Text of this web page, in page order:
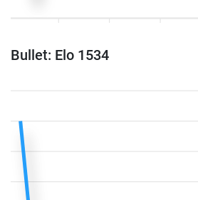
Bullet: Elo 1534